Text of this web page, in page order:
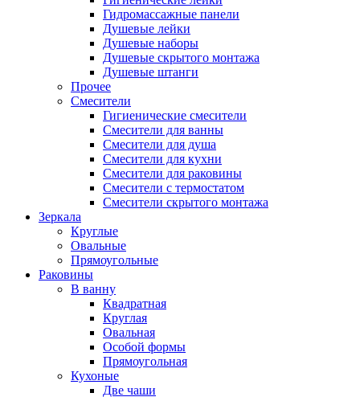
Гидромассажные панели
Душевые лейки
Душевые наборы
Душевые скрытого монтажа
Душевые штанги
Прочее
Смесители
Гигиенические смесители
Смесители для ванны
Смесители для душа
Смесители для кухни
Смесители для раковины
Смесители с термостатом
Смесители скрытого монтажа
Зеркала
Круглые
Овальные
Прямоугольные
Раковины
В ванну
Квадратная
Круглая
Овальная
Особой формы
Прямоугольная
Кухоные
Две чаши